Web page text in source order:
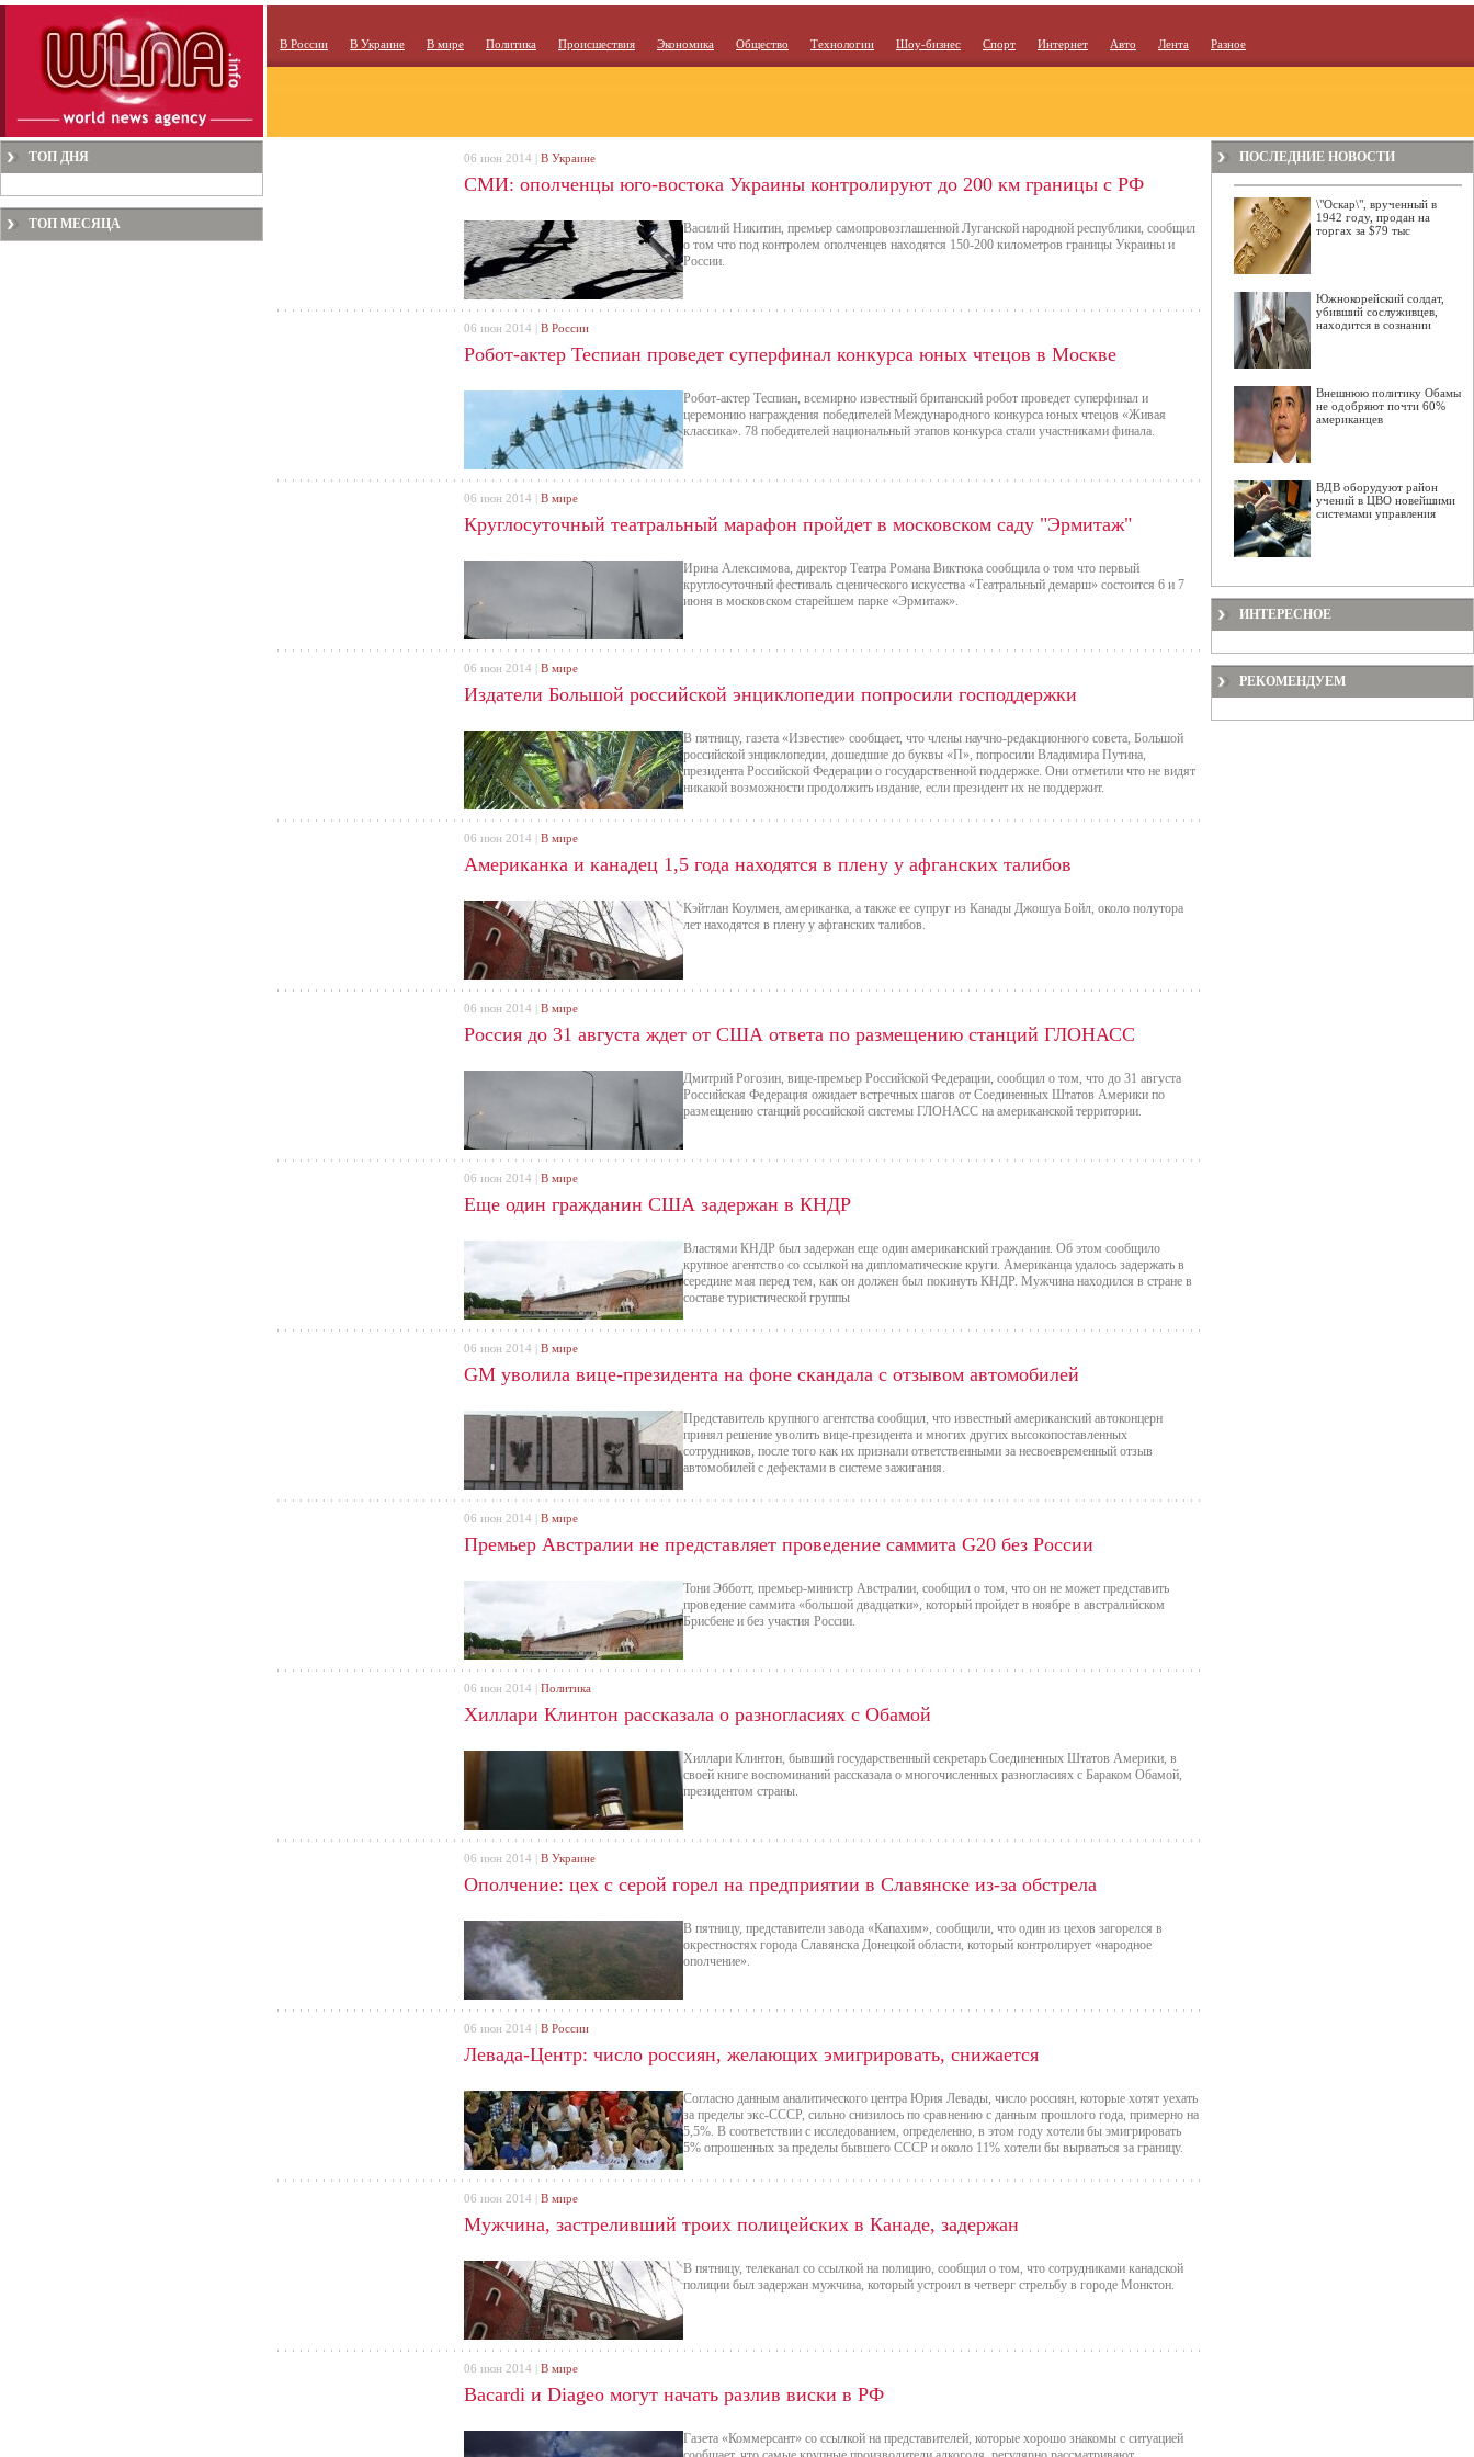
В России В Украине В мире Политика Происшествия Экономика Общество Технологии Шоу-бизнес Спорт Интернет Авто Лента Разное
ТОП ДНЯ
ТОП МЕСЯЦА
СМИ: ополченцы юго-востока Украины контролируют до 200 км границы с РФ
Василий Никитин, премьер самопровозглашенной Луганской народной республики, сообщил
о том что под контролем ополченцев находятся 150-200 километров границы Украины и
России.
06 июн 2014 | В Украине
Робот-актер Теспиан проведет суперфинал конкурса юных чтецов в Москве
Робот-актер Теспиан, всемирно известный британский робот проведет суперфинал и
церемонию награждения победителей Международного конкурса юных чтецов «Живая
классика». 78 победителей национальный этапов конкурса стали участниками финала.
06 июн 2014 | В России
Круглосуточный театральный марафон пройдет в московском саду "Эрмитаж"
Ирина Алексимова, директор Театра Романа Виктюка сообщила о том что первый
круглосуточный фестиваль сценического искусства «Театральный демарш» состоится 6 и 7
июня в московском старейшем парке «Эрмитаж».
06 июн 2014 | В мире
Издатели Большой российской энциклопедии попросили господдержки
В пятницу, газета «Известие» сообщает, что члены научно-редакционного совета, Большой
российской энциклопедии, дошедшие до буквы «П», попросили Владимира Путина,
президента Российской Федерации о государственной поддержке. Они отметили что не видят
никакой возможности продолжить издание, если президент их не поддержит.
06 июн 2014 | В мире
Американка и канадец 1,5 года находятся в плену у афганских талибов
Кэйтлан Коулмен, американка, а также ее супруг из Канады Джошуа Бойл, около полутора
лет находятся в плену у афганских талибов.
06 июн 2014 | В мире
Россия до 31 августа ждет от США ответа по размещению станций ГЛОНАСС
Дмитрий Рогозин, вице-премьер Российской Федерации, сообщил о том, что до 31 августа
Российская Федерация ожидает встречных шагов от Соединенных Штатов Америки по
размещению станций российской системы ГЛОНАСС на американской территории.
06 июн 2014 | В мире
Еще один гражданин США задержан в КНДР
Властями КНДР был задержан еще один американский гражданин. Об этом сообщило
крупное агентство со ссылкой на дипломатические круги. Американца удалось задержать в
середине мая перед тем, как он должен был покинуть КНДР. Мужчина находился в стране в
составе туристической группы
06 июн 2014 | В мире
GM уволила вице-президента на фоне скандала с отзывом автомобилей
Представитель крупного агентства сообщил, что известный американский автоконцерн
принял решение уволить вице-президента и многих других высокопоставленных
сотрудников, после того как их признали ответственными за несвоевременный отзыв
автомобилей с дефектами в системе зажигания.
06 июн 2014 | В мире
Премьер Австралии не представляет проведение саммита G20 без России
Тони Эбботт, премьер-министр Австралии, сообщил о том, что он не может представить
проведение саммита «большой двадцатки», который пройдет в ноябре в австралийском
Брисбене и без участия России.
06 июн 2014 | В мире
Хиллари Клинтон рассказала о разногласиях с Обамой
Хиллари Клинтон, бывший государственный секретарь Соединенных Штатов Америки, в
своей книге воспоминаний рассказала о многочисленных разногласиях с Бараком Обамой,
президентом страны.
06 июн 2014 | Политика
Ополчение: цех с серой горел на предприятии в Славянске из-за обстрела
В пятницу, представители завода «Капахим», сообщили, что один из цехов загорелся в
окрестностях города Славянска Донецкой области, который контролирует «народное
ополчение».
06 июн 2014 | В Украине
Левада-Центр: число россиян, желающих эмигрировать, снижается
Согласно данным аналитического центра Юрия Левады, число россиян, которые хотят уехать
за пределы экс-СССР, сильно снизилось по сравнению с данным прошлого года, примерно на
5,5%. В соответствии с исследованием, определенно, в этом году хотели бы эмигрировать
5% опрошенных за пределы бывшего СССР и около 11% хотели бы вырваться за границу.
06 июн 2014 | В России
Мужчина, застреливший троих полицейских в Канаде, задержан
В пятницу, телеканал со ссылкой на полицию, сообщил о том, что сотрудниками канадской
полиции был задержан мужчина, который устроил в четверг стрельбу в городе Монктон.
06 июн 2014 | В мире
Bacardi и Diageo могут начать разлив виски в РФ
Газета «Коммерсант» со ссылкой на представителей, которые хорошо знакомы с ситуацией
06 июн 2014 | В мире
ПОСЛЕДНИЕ НОВОСТИ
\"Оскар\", врученный в
1942 году, продан на
торгах за $79 тыс
Южнокорейский солдат,
убивший сослуживцев,
находится в сознании
Внешнюю политику Обамы
не одобряют почти 60%
американцев
ВДВ оборудуют район
учений в ЦВО новейшими
системами управления
ИНТЕРЕСНОЕ
РЕКОМЕНДУЕМ